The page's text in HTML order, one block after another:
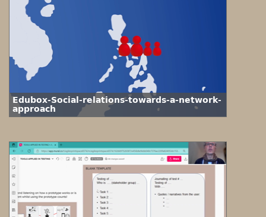
Edubox-Social-relations-towards-a-network-
approach